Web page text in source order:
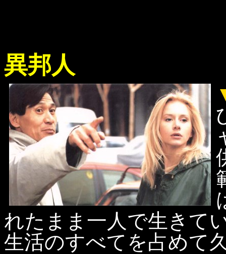
異邦人
れたまま一人で生きて
生活のすべてを占めて